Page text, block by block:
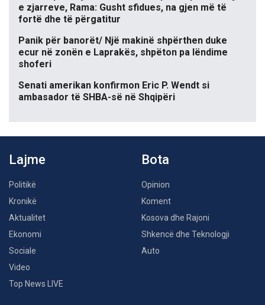
e zjarreve, Rama: Gusht sfidues, na gjen më të
fortë dhe të përgatitur
Panik për banorët/ Një makinë shpërthen duke
ecur në zonën e Laprakës, shpëton pa lëndime
shoferi
Senati amerikan konfirmon Eric P. Wendt si
ambasador të SHBA-së në Shqipëri
Lajme
Politikë
Kronikë
Aktualitet
Ekonomi
Sociale
Video
Top News LIVE
Bota
Opinion
Koment
Kosova dhe Rajoni
Shkencë dhe Teknologji
Auto